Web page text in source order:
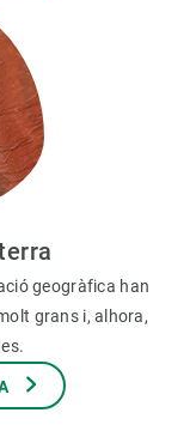
geogràfica han
grans i, alhora,